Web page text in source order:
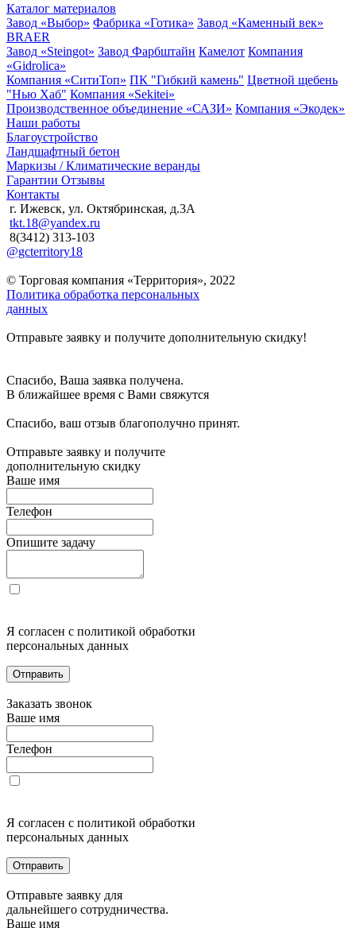
Каталог материалов
Завод «Выбор» Фабрика «Готика» Завод «Каменный век»
BRAER
Завод «Steingot» Завод Фарбштайн Камелот Компания
«Gidrolica»
Компания «СитиТоп» ПК "Гибкий камень" Цветной щебень
"Нью Хаб" Компания «Sekitei»
Производственное объединение «САЗИ» Компания «Экодек»
Наши работы
Благоустройство
Ландшафтный бетон
Маркизы / Климатические веранды
Гарантии Отзывы
Контакты
г. Ижевск, ул. Октябринская, д.3А
tkt.18@yandex.ru
8(3412) 313-103
@gcterritory18
© Торговая компания «Территория», 2022
Политика обработка персональных
данных
Отправьте заявку и получите дополнительную скидку!
Спасибо, Ваша заявка получена.
В ближайшее время с Вами свяжутся
Спасибо, ваш отзыв благополучно принят.
Отправьте заявку и получите
дополнительную скидку
Ваше имя
Телефон
Опишите задачу
Я согласен с политикой обработки
персональных данных
Отправить
Заказать звонок
Ваше имя
Телефон
Я согласен с политикой обработки
персональных данных
Отправить
Отправьте заявку для
дальнейшего сотрудничества.
Ваше имя